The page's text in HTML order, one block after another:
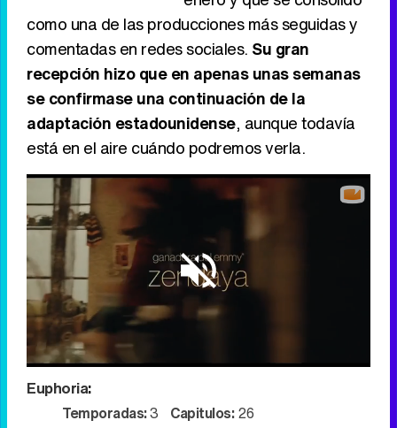
como una de las producciones más seguidas y
comentadas en redes sociales. Su gran
recepción hizo que en apenas unas semanas
se confirmase una continuación de la
adaptación estadounidense, aunque todavía
está en el aire cuándo podremos verla.
Loaded:
92.11%
Euphoria:
Temporadas:3 Capitulos:26